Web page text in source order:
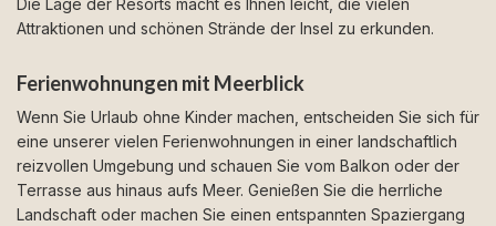
Die Lage der Resorts macht es Ihnen leicht, die vielen
Attraktionen und schönen Strände der Insel zu erkunden.
Ferienwohnungen mit Meerblick
Wenn Sie Urlaub ohne Kinder machen, entscheiden Sie sich für
eine unserer vielen Ferienwohnungen in einer landschaftlich
reizvollen Umgebung und schauen Sie vom Balkon oder der
Terrasse aus hinaus aufs Meer. Genießen Sie die herrliche
Landschaft oder machen Sie einen entspannten Spaziergang